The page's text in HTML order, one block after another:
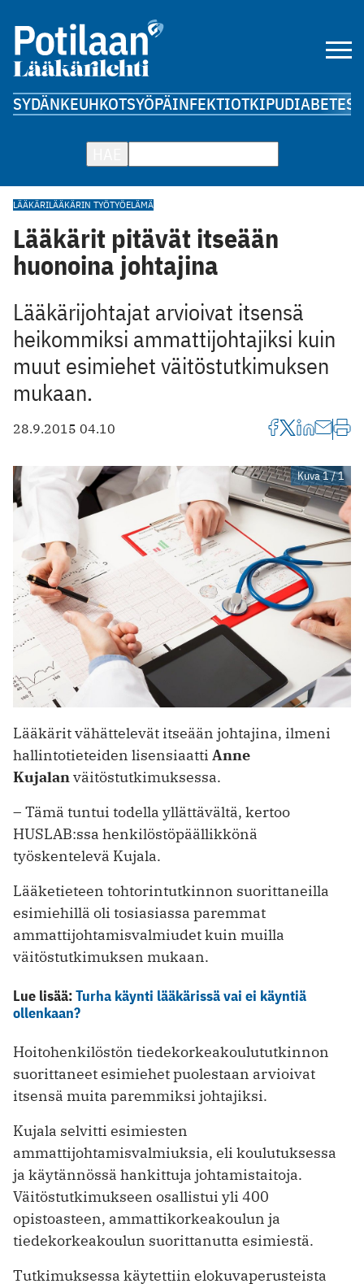
SYDÄNKEUHKOTSYÖPÄINFEKTIOTKIPUDIABETES
LÄÄKÄRILÄÄKÄRIN TYÖTYÖELÄMÄ
Lääkärit pitävät itseään
huonoina johtajina
Lääkärijohtajat arvioivat itsensä
heikommiksi ammattijohtajiksi kuin
muut esimiehet väitöstutkimuksen
mukaan.
28.9.2015 04.10
Kuva 1 / 1
Lääkärit vähättelevät itseään johtajina, ilmeni
hallintotieteiden lisensiaatti Anne
Kujalanväitöstutkimuksessa.
– Tämä tuntui todella yllättävältä, kertoo
HUSLAB:ssa henkilöstöpäällikkönä
työskentelevä Kujala.
Lääketieteen tohtorintutkinnon suorittaneilla
esimiehillä oli tosiasiassa paremmat
ammattijohtamisvalmiudet kuin muilla
väitöstutkimuksen mukaan.
Lue lisää:Turha käynti lääkärissä vai ei käyntiä
ollenkaan?
Hoitohenkilöstön tiedekorkeakoulututkinnon
suorittaneet esimiehet puolestaan arvioivat
itsensä muita paremmiksi johtajiksi.
Kujala selvitti esimiesten
ammattijohtamisvalmiuksia, eli koulutuksessa
ja käytännössä hankittuja johtamistaitoja.
Väitöstutkimukseen osallistui yli 400
opistoasteen, ammattikorkeakoulun ja
tiedekorkeakoulun suorittanutta esimiestä.
Tutkimuksessa käytettiin elokuvaperusteista